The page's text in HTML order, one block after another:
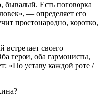
бывалый. Есть поговорка
— определяет его
простонародно, коротко,
своего
герои, оба гармонисты,
«По уставу каждой роте /